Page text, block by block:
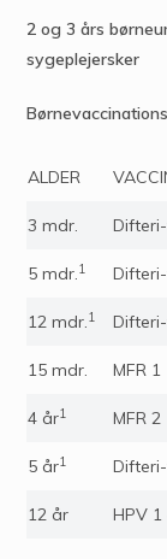
2 og 3 års
sygeplejersker
ALDER
3 mdr.
5 mdr.1
12 mdr.1
15 mdr. MFR 1
4 år1 MFR 2
5 år1
12 år HPV